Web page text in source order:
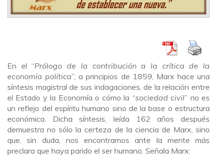
En el “Prólogo de la contribución a la crítica de la
economía política”, a principios de 1859, Marx hace una
síntesis magistral de sus indagaciones, de la relación entre
el Estado y la Economía o cómo la “sociedad civil” no es
un reflejo del espíritu humano sino de la base o estructura
económica. Dicha síntesis, leída 162 años después
demuestra no sólo la certeza de la ciencia de Marx, sino
que, sin duda, nos encontramos ante la mente más
preclara que haya parido el ser humano. Señala Marx: